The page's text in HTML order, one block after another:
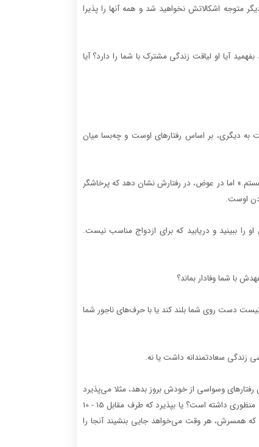
متوجه اشکالاتش نخواهید شد و همه آنها را پذیرا
آیا او لیاقت زندگی مشترک با شما را دارد؟ آیا
دیگری، بر اساس رفتارهای اوست و چه‌بسا میان
اما در عوض، در رفتارش نشان دهد که پرخاشگر
اوست.
را ببینید و دریابید که برای ازدواج مناسب نیست.
با شما وفادار بماند؟
دست روی شما بلند کند یا با حرف‌های ناجور شما
زندگی سعادتمندانه داشت یا نه.
وسواسی از خودش بروز بدهد، مثلا می‌پذیرد
که طرف مقابل ده‌ها بار یک برخورد ساده را با دیگری مرور کند و از همسرش هم بپرسد که آیا رفتارش درست بوده یا آیا فلانی منظوری داشته است؟ یا بپذیرد که طرف مقابل 15 - 10
همسرش، هر وقت می‌خواهد جایی بنشیند آنجا را